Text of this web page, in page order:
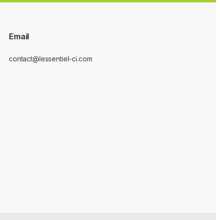
Email
contact@lessentiel-ci.com